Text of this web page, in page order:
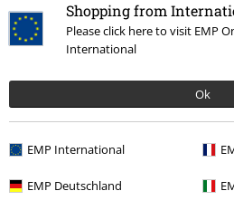
Shopping from
Please click here to visit EMP
International
Ok
EMP International
EMP Deutschland
Perfektné!
Ako uliate na horúce leto. Šaty sú
príliš jemný na pranie v práčke, ale šaty
častého nosenia a prania. Odporúčam.
Kvalita
Dizajn